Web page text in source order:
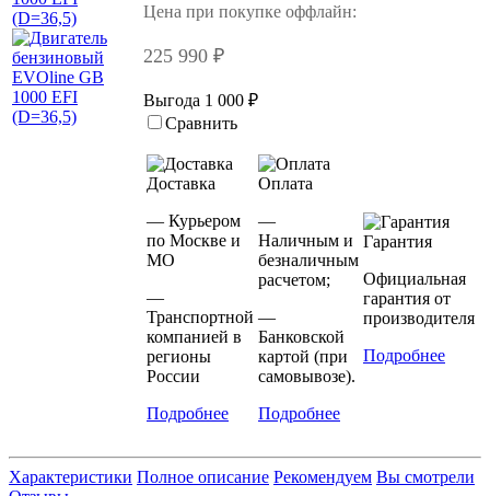
Цена при покупке оффлайн:
225 990 ₽
Выгода 1 000 ₽
Сравнить
Доставка
— Курьером
по Москве и
МО
—
Транспортной
компанией в
регионы
России
Подробнее
Оплата
—
Наличным и
безналичным
расчетом;
—
Банковской
картой (при
самовывозе).
Подробнее
Гарантия
Официальная
гарантия от
производителя
Подробнее
Характеристики Полное описание Рекомендуем Вы смотрели